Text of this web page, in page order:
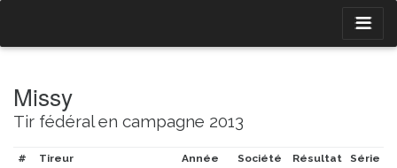
Missy
Tir fédéral en campagne 2013
# Tireur Année Société Résultat Série